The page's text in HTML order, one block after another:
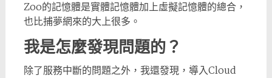
Zoo的記憶體是實體記憶體加上虛擬記憶體的總合，
也比捕夢網來的大上很多。
我是怎麼發現問題的？
除了服務中斷的問題之外，我還發現，導入Cloud